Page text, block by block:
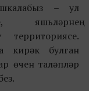
– ул
яшьләрнең
кирәк булган
өчен таләпләр